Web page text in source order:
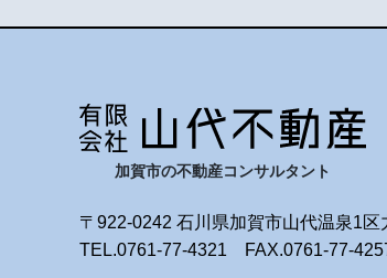
加賀市の不動産コンサルタント
〒922-0242 石川県加賀市山代温泉1区
TEL.0761-77-4321 FAX.0761-77-